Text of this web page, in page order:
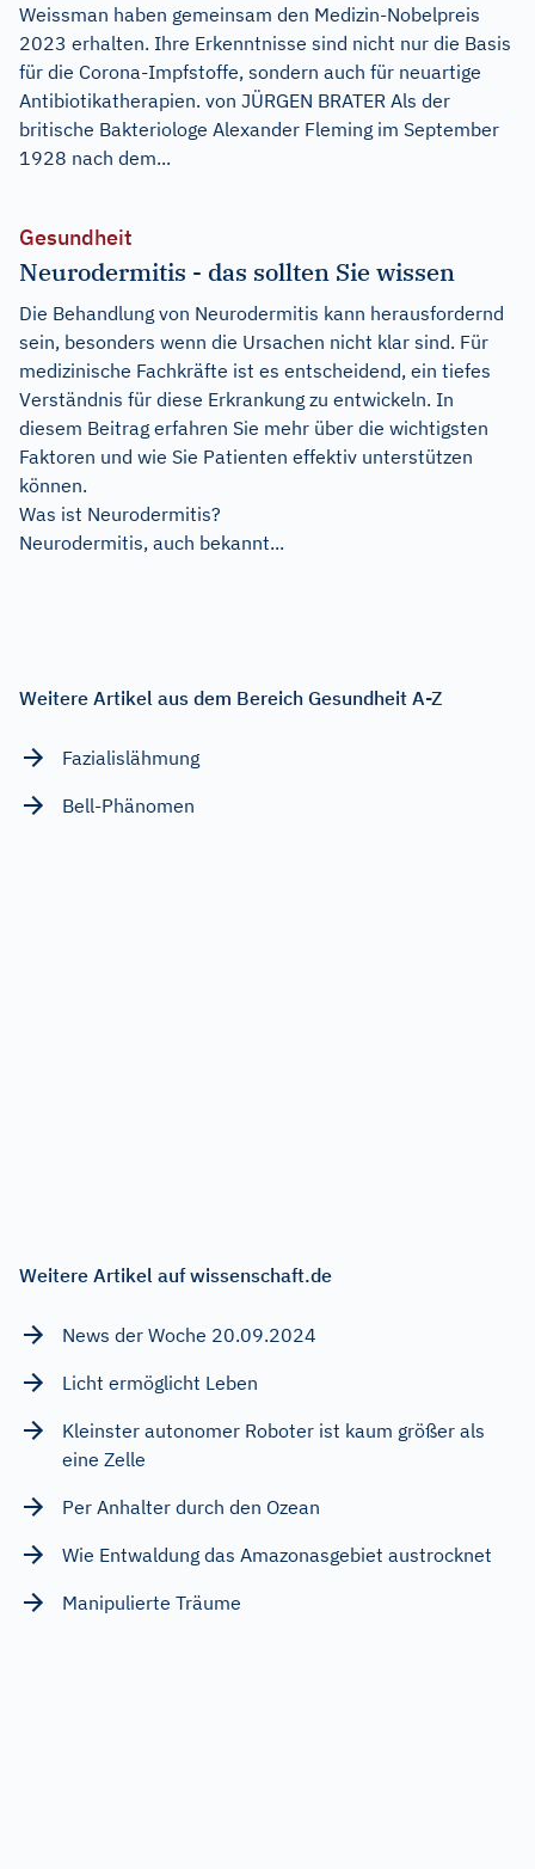
Weissman haben gemeinsam den Medizin-Nobelpreis
2023 erhalten. Ihre Erkenntnisse sind nicht nur die Basis
für die Corona-Impfstoffe, sondern auch für neuartige
Antibiotikatherapien. von JÜRGEN BRATER Als der
britische Bakteriologe Alexander Fleming im September
1928 nach dem...
Gesundheit
Neurodermitis - das sollten Sie wissen
Die Behandlung von Neurodermitis kann herausfordernd
sein, besonders wenn die Ursachen nicht klar sind. Für
medizinische Fachkräfte ist es entscheidend, ein tiefes
Verständnis für diese Erkrankung zu entwickeln. In
diesem Beitrag erfahren Sie mehr über die wichtigsten
Faktoren und wie Sie Patienten effektiv unterstützen
können.
Was ist Neurodermitis?
Neurodermitis, auch bekannt...
Weitere Artikel aus dem Bereich Gesundheit A-Z
Fazialislähmung
Bell-Phänomen
Weitere Artikel auf wissenschaft.de
News der Woche 20.09.2024
Licht ermöglicht Leben
Kleinster autonomer Roboter ist kaum größer als
eine Zelle
Per Anhalter durch den Ozean
Wie Entwaldung das Amazonasgebiet austrocknet
Manipulierte Träume